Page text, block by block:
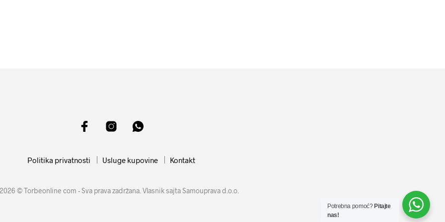
Politika privatnosti Usluge kupovine Kontakt
© Torbeonline com - Sva prava zadržana. Vlasnik sajta Samouprava d.o.o.
Potrebna pomoć? Pitajte
nas!